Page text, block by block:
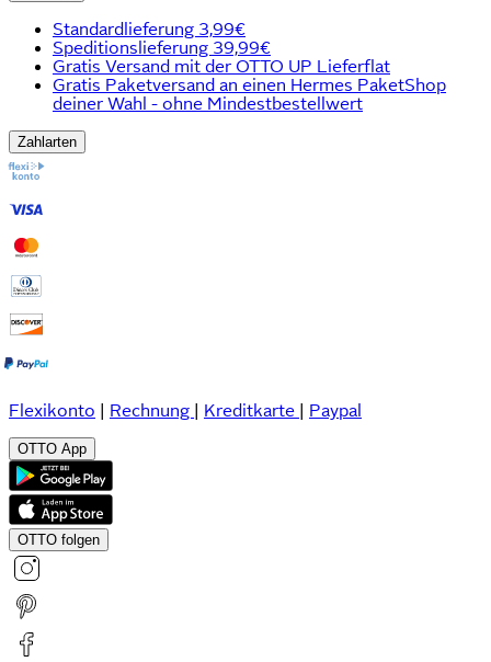
Standardlieferung 3,99€
Speditionslieferung 39,99€
Gratis Versand mit der OTTO UP Lieferflat
Gratis Paketversand an einen Hermes PaketShop
deiner Wahl - ohne Mindestbestellwert
Zahlarten
Flexikonto Rechnung Kreditkarte Paypal
OTTO App
OTTO folgen